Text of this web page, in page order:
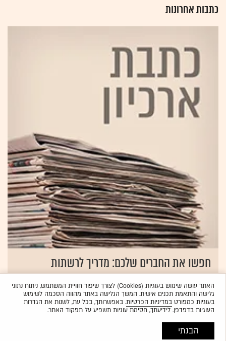
כתבות אחרונות
חפשו את החברים שלכם: מדריך לרשתות
חברתיות נישתיות
10.08.2011 רועי גולדנברג
האתר עושה שימוש בעוגיות (Cookies) לצורך שיפור חוויית המשתמש, ניתוח נתוני
גלישה והתאמת תכנים אישית. המשך הגלישה באתר מהווה הסכמה לשימוש
בעוגיות כמפורטבמדיניות הפרטיות. באפשרותך, בכל עת, לשנות את הגדרות
העוגיות בדפדפן. לידיעתך, חסימת עוגיות תשפיע על תפקוד האתר.
הבנתי